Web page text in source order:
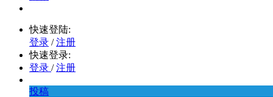
快速登陆:
登录 / 注册
快速登录:
登录 / 注册
投稿